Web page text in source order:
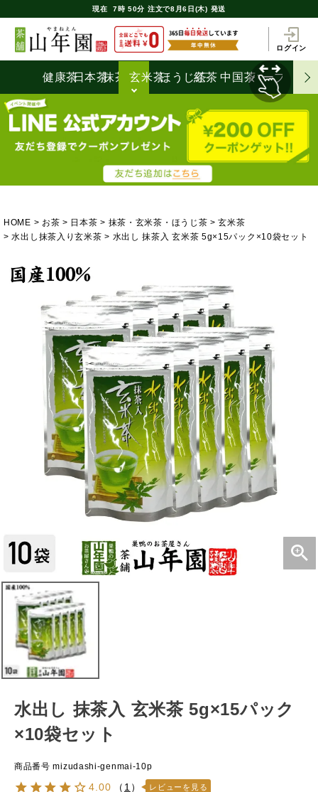
現在 7時 50分 注文で8月6日(木) 発送
ログイン
健康茶日本茶抹茶 玄米茶ほうじ茶
紅茶 中国茶ハーブティ
HOME お茶 日本茶 抹茶・玄米茶・ほうじ茶
玄米茶
水出し抹茶入り玄米茶
水出し 抹茶入 玄米茶 5g×15パック×10袋セット
水出し 抹茶入 玄米茶 5g×15パック
×10袋セット
商品番号 mizudashi-genmai-10p
4.00 （ 1 ） レビューを見る